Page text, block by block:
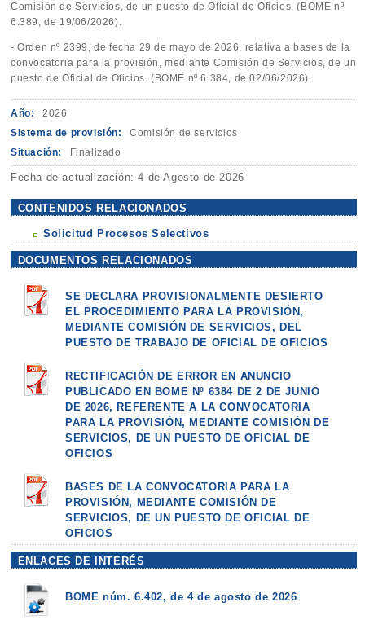
Comisión de Servicios, de un puesto de Oficial de Oficios. (BOME nº
6.389, de 19/06/2026).
- Orden nº 2399, de fecha 29 de mayo de 2026, relativa a bases de la
convocatoria para la provisión, mediante Comisión de Servicios, de un
puesto de Oficial de Oficios. (BOME nº 6.384, de 02/06/2026).
Año:
2026
Sistema de provisión:
Comisión de servicios
Situación:
Finalizado
Fecha de actualización: 4 de Agosto de 2026
CONTENIDOS RELACIONADOS
Solicitud Procesos Selectivos
DOCUMENTOS RELACIONADOS
SE DECLARA PROVISIONALMENTE DESIERTO
EL PROCEDIMIENTO PARA LA PROVISIÓN,
MEDIANTE COMISIÓN DE SERVICIOS, DEL
PUESTO DE TRABAJO DE OFICIAL DE OFICIOS
RECTIFICACIÓN DE ERROR EN ANUNCIO
PUBLICADO EN BOME Nº 6384 DE 2 DE JUNIO
DE 2026, REFERENTE A LA CONVOCATORIA
PARA LA PROVISIÓN, MEDIANTE COMISIÓN DE
SERVICIOS, DE UN PUESTO DE OFICIAL DE
OFICIOS
BASES DE LA CONVOCATORIA PARA LA
PROVISIÓN, MEDIANTE COMISIÓN DE
SERVICIOS, DE UN PUESTO DE OFICIAL DE
OFICIOS
ENLACES DE INTERÉS
BOME núm. 6.402, de 4 de agosto de 2026